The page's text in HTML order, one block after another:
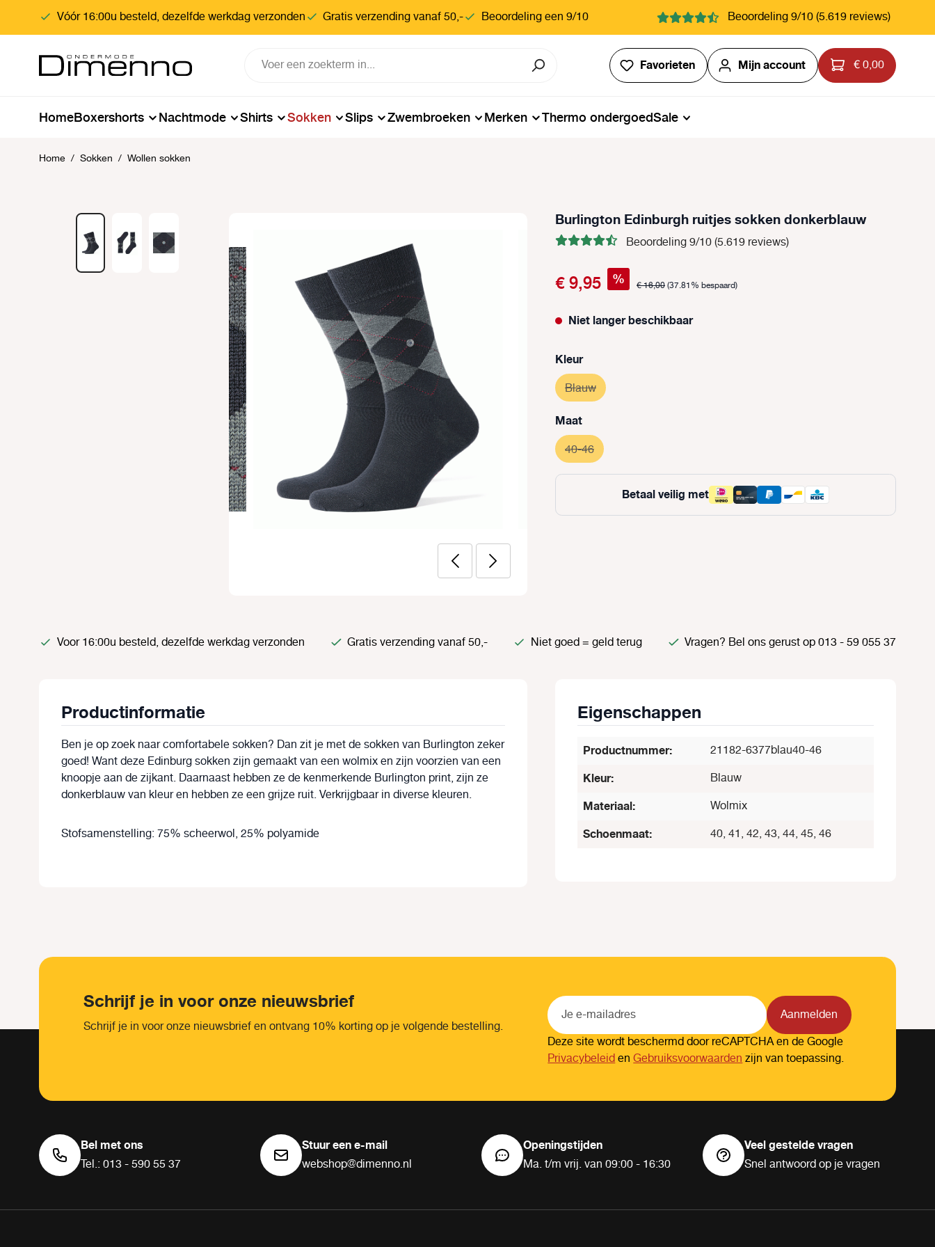
Ga naar de hoofdnavigatie
Vóór 16:00u besteld, dezelfde werkdag verzonden Gratis verzending vanaf 50,- Beoordeling een 9/10 Beoordeling 9/10 (5.619 reviews)
Favorieten Je hebt 0 items op je verlanglijstje
Mijn account € 0,00
HomeBoxershorts Nachtmode Shirts Sokken Slips Zwembroeken Merken Thermo ondergoedSale
Home / Sokken / Wollen sokken
Afbeeldingengalerij overslaan Burlington Edinburgh ruitjes sokken donkerblauw
Beoordeling 9/10 (5.619 reviews)
€ 9,95 % € 16,00(37.81% bespaard)
Niet langer beschikbaar
Selecteer
Kleur
Blauw(Deze optie is momenteel niet beschikbaar.)
Selecteer
Maat
40-46(Deze optie is momenteel niet beschikbaar.)
Betaal veilig met
Voor 16:00u besteld, dezelfde werkdag verzonden Gratis verzending vanaf 50,- Niet goed = geld terug Vragen? Bel ons gerust op 013 - 59 055 37
Productinformatie
Ben je op zoek naar comfortabele sokken? Dan zit je met de sokken van Burlington zeker
goed! Want deze Edinburg sokken zijn gemaakt van een wolmix en zijn voorzien van een
knoopje aan de zijkant. Daarnaast hebben ze de kenmerkende Burlington print, zijn ze
donkerblauw van kleur en hebben ze een grijze ruit. Verkrijgbaar in diverse kleuren.
Stofsamenstelling: 75% scheerwol, 25% polyamide
Eigenschappen
Productnummer: 21182-6377blau40-46
Kleur: Blauw
Materiaal: Wolmix
Schoenmaat: 40, 41, 42, 43, 44, 45, 46
Schrijf je in voor onze nieuwsbrief
Schrijf je in voor onze nieuwsbrief en ontvang 10% korting op je volgende bestelling.
Aanmelden
Deze site wordt beschermd door reCAPTCHA en de Google
PrivacybeleidenGebruiksvoorwaardenzijn van toepassing.
Bel met ons
Tel.: 013 - 590 55 37
Stuur een e-mail
webshop@dimenno.nl
Openingstijden
Ma. t/m vrij. van 09:00 - 16:30
Veel gestelde vragen
Snel antwoord op je vragen